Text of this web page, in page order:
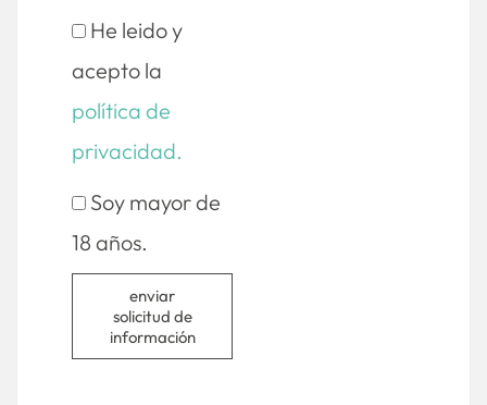
He leido y
acepto la
política de
privacidad.
Soy mayor de
18 años.
enviar
solicitud de
información